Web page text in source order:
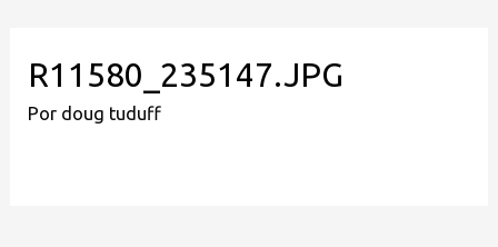
R11580_235147.JPG
Por doug tuduff